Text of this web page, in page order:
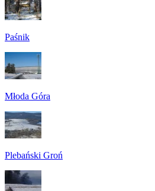
Paśnik
Młoda Góra
Plebański Groń